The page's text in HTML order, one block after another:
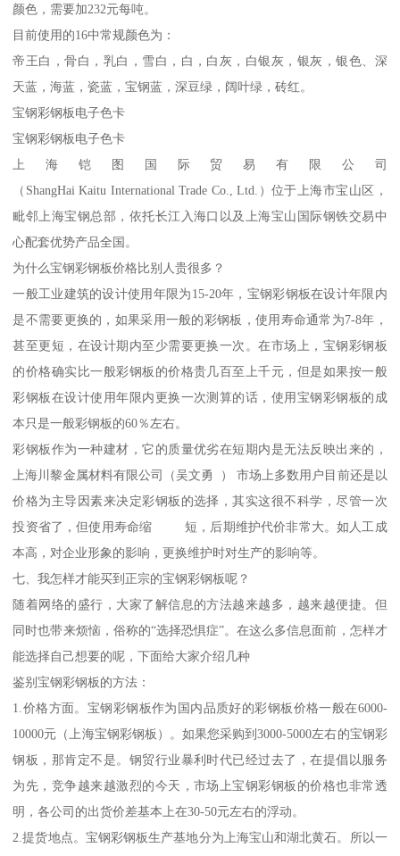
颜色，需要加232元每吨。
目前使用的16中常规颜色为：
帝王白，骨白，乳白，雪白，白，白灰，白银灰，银灰，银色、深
天蓝，海蓝，瓷蓝，宝钢蓝，深豆绿，阔叶绿，砖红。
宝钢彩钢板电子色卡
宝钢彩钢板电子色卡
上海铠图国际贸易有限公司
（ShangHai Kaitu International Trade Co., Ltd.）位于上海市宝山区，
毗邻上海宝钢总部，依托长江入海口以及上海宝山国际钢铁交易中
心配套优势产品全国。
为什么宝钢彩钢板价格比别人贵很多？
一般工业建筑的设计使用年限为15-20年，宝钢彩钢板在设计年限内
是不需要更换的，如果采用一般的彩钢板，使用寿命通常为7-8年，
甚至更短，在设计期内至少需要更换一次。在市场上，宝钢彩钢板
的价格确实比一般彩钢板的价格贵几百至上千元，但是如果按一般
彩钢板在设计使用年限内更换一次测算的话，使用宝钢彩钢板的成
本只是一般彩钢板的60％左右。
彩钢板作为一种建材，它的质量优劣在短期内是无法反映出来的，
上海川黎金属材料有限公司（吴文勇 ） 市场上多数用户目前还是以
价格为主导因素来决定彩钢板的选择，其实这很不科学，尽管一次
投资省了，但使用寿命缩 短，后期维护代价非常大。如人工成
本高，对企业形象的影响，更换维护时对生产的影响等。
七、我怎样才能买到正宗的宝钢彩钢板呢？
随着网络的盛行，大家了解信息的方法越来越多，越来越便捷。但
同时也带来烦恼，俗称的“选择恐惧症”。在这么多信息面前，怎样才
能选择自己想要的呢，下面给大家介绍几种
鉴别宝钢彩钢板的方法：
1.价格方面。宝钢彩钢板作为国内品质好的彩钢板价格一般在6000-
10000元（上海宝钢彩钢板）。如果您采购到3000-5000左右的宝钢彩
钢板，那肯定不是。钢贸行业暴利时代已经过去了，在提倡以服务
为先，竞争越来越激烈的今天，市场上宝钢彩钢板的价格也非常透
明，各公司的出货价差基本上在30-50元左右的浮动。
2.提货地点。宝钢彩钢板生产基地分为上海宝山和湖北黄石。所以一